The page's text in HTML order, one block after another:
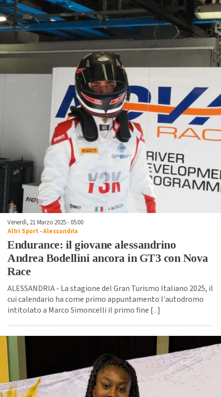
Venerdì, 21 Marzo 2025 - 05:00
Altri Sport -Alessandria
Endurance: il giovane alessandrino
Andrea Bodellini ancora in GT3 con Nova
Race
ALESSANDRIA - La stagione del Gran Turismo Italiano 2025, il
cui calendario ha come primo appuntamento l'autodromo
intitolato a Marco Simoncelli il primo fine [...]